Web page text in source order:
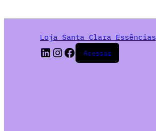
Loja Santa Clara Essências
Acessar